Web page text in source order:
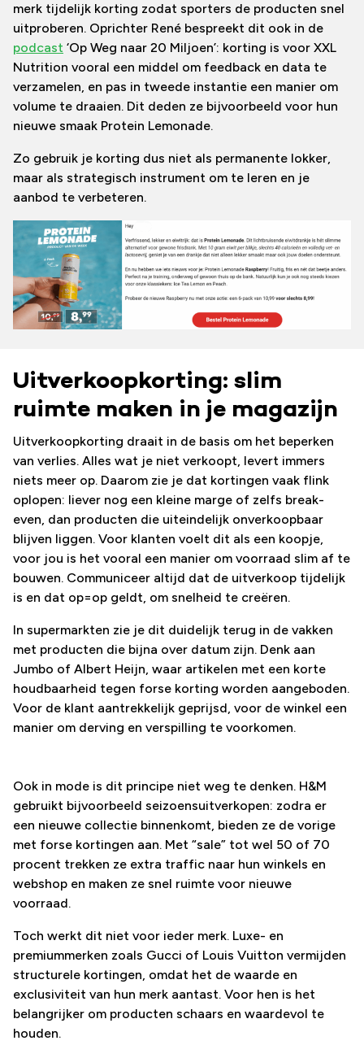
merk tijdelijk korting zodat sporters de producten snel
uitproberen. Oprichter René bespreekt dit ook in de
podcast ‘Op Weg naar 20 Miljoen’: korting is voor XXL
Nutrition vooral een middel om feedback en data te
verzamelen, en pas in tweede instantie een manier om
volume te draaien. Dit deden ze bijvoorbeeld voor hun
nieuwe smaak Protein Lemonade.
Zo gebruik je korting dus niet als permanente lokker,
maar als strategisch instrument om te leren en je
aanbod te verbeteren.
Uitverkoopkorting: slim
ruimte maken in je magazijn
Uitverkoopkorting draait in de basis om het beperken
van verlies. Alles wat je niet verkoopt, levert immers
niets meer op. Daarom zie je dat kortingen vaak flink
oplopen: liever nog een kleine marge of zelfs break-
even, dan producten die uiteindelijk onverkoopbaar
blijven liggen. Voor klanten voelt dit als een koopje,
voor jou is het vooral een manier om voorraad slim af te
bouwen. Communiceer altijd dat de uitverkoop tijdelijk
is en dat op=op geldt, om snelheid te creëren.
In supermarkten zie je dit duidelijk terug in de vakken
met producten die bijna over datum zijn. Denk aan
Jumbo of Albert Heijn, waar artikelen met een korte
houdbaarheid tegen forse korting worden aangeboden.
Voor de klant aantrekkelijk geprijsd, voor de winkel een
manier om derving en verspilling te voorkomen.
Ook in mode is dit principe niet weg te denken. H&M
gebruikt bijvoorbeeld seizoensuitverkopen: zodra er
een nieuwe collectie binnenkomt, bieden ze de vorige
met forse kortingen aan. Met “sale” tot wel 50 of 70
procent trekken ze extra traffic naar hun winkels en
webshop en maken ze snel ruimte voor nieuwe
voorraad.
Toch werkt dit niet voor ieder merk. Luxe- en
premiummerken zoals Gucci of Louis Vuitton vermijden
structurele kortingen, omdat het de waarde en
exclusiviteit van hun merk aantast. Voor hen is het
belangrijker om producten schaars en waardevol te
houden.